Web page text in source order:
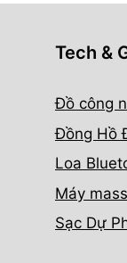
Tech &
Đồ công
Đồng Hồ
Loa
Máy
Sạc Dự